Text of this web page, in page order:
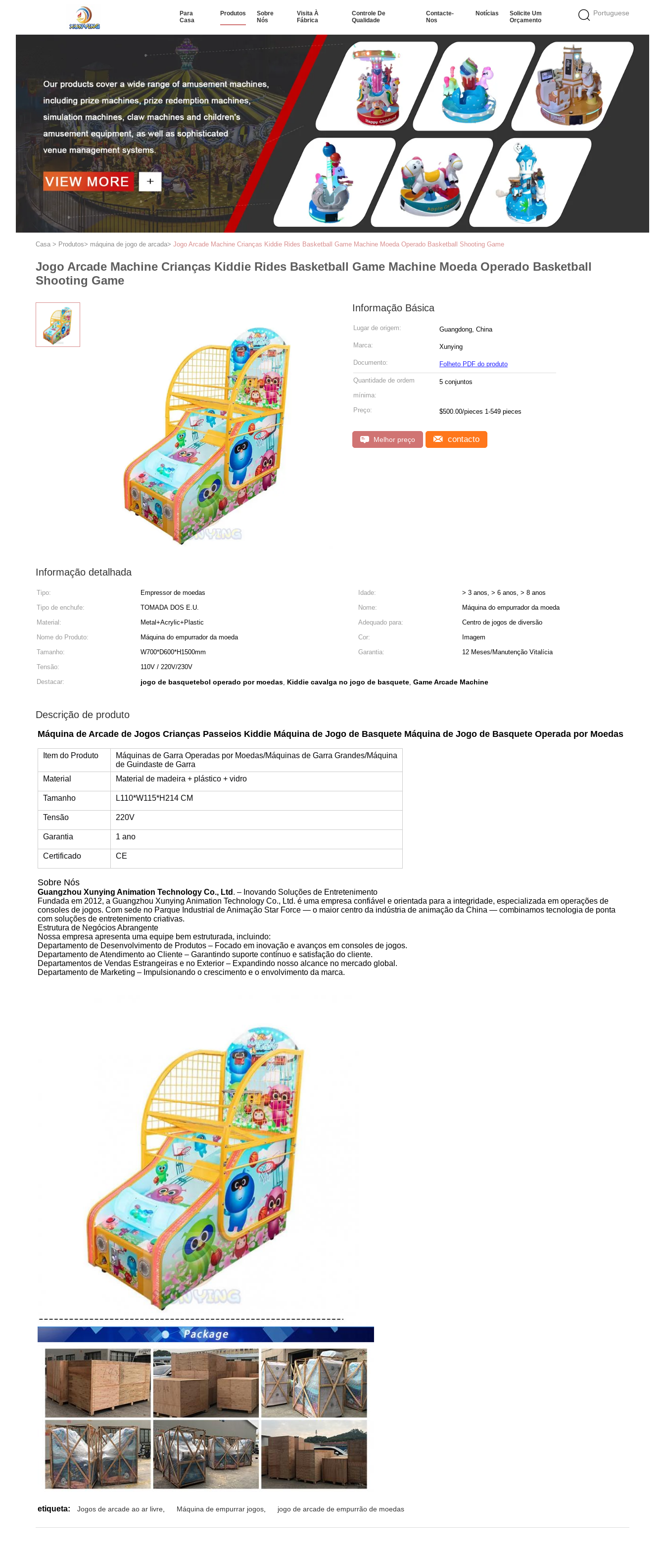
Portuguese
Para
Casa
Produtos
Sobre
Nós
Visita À
Fábrica
Controle De
Qualidade
Contacte-
Nos
Notícias
Solicite Um
Orçamento
Casa > Produtos> máquina de jogo de arcada> Jogo Arcade Machine Crianças Kiddie Rides Basketball Game Machine Moeda Operado Basketball Shooting Game
Jogo Arcade Machine Crianças Kiddie Rides Basketball Game Machine Moeda Operado Basketball
Shooting Game
Informação Básica
Lugar de origem: Guangdong, China
Marca: Xunying
Documento: Folheto PDF do produto
Quantidade de ordem
mínima:
5 conjuntos
Preço: $500.00/pieces 1-549 pieces
Melhor preço contacto
Informação detalhada
Tipo: Empressor de moedas Idade:
> 3 anos, > 6 anos, > 8 anos
Tipo de enchufe:
TOMADA DOS E.U. Nome:
Máquina do empurrador da moeda
Material:
Metal+Acrylic+Plastic Adequado para:
Centro de jogos de diversão
Nome do Produto:
Máquina do empurrador da moeda Cor:
Imagem
Tamanho:
W700*D600*H1500mm Garantia:
12 Meses/Manutenção Vitalícia
Tensão:
110V / 220V/230V
Destacar:
jogo de basquetebol operado por moedas, Kiddie cavalga no jogo de basquete, Game Arcade Machine
Descrição de produto
Máquina de Arcade de Jogos Crianças Passeios Kiddie Máquina de Jogo de Basquete Máquina de Jogo de Basquete Operada por Moedas
Item do Produto
Máquinas de Garra Operadas por Moedas/Máquinas de Garra Grandes/Máquina
de Guindaste de Garra
Material
Material de madeira + plástico + vidro
Tamanho L110*W115*H214 CM
Tensão 220V
Garantia 1 ano
Certificado CE
Sobre Nós
Guangzhou Xunying Animation Technology Co., Ltd . – Inovando Soluções de Entretenimento
Fundada em 2012, a Guangzhou Xunying Animation Technology Co., Ltd. é uma empresa confiável e orientada para a integridade, especializada em operações de
consoles de jogos. Com sede no Parque Industrial de Animação Star Force — o maior centro da indústria de animação da China — combinamos tecnologia de ponta
com soluções de entretenimento criativas.
Estrutura de Negócios Abrangente
Nossa empresa apresenta uma equipe bem estruturada, incluindo:
Departamento de Desenvolvimento de Produtos – Focado em inovação e avanços em consoles de jogos.
Departamento de Atendimento ao Cliente – Garantindo suporte contínuo e satisfação do cliente.
Departamentos de Vendas Estrangeiras e no Exterior – Expandindo nosso alcance no mercado global.
Departamento de Marketing – Impulsionando o crescimento e o envolvimento da marca.
etiqueta: Jogos de arcade ao ar livre Máquina de empurrar jogos jogo de arcade de empurrão de moedas